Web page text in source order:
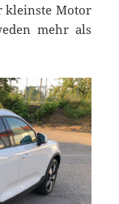
kleinste Motor
mehr als